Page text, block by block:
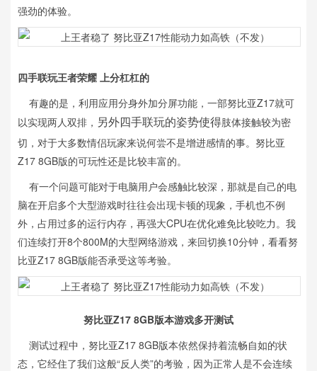
强劲的体验。
四手联玩王者荣耀 上分杠杠的
有趣的是，利用应用分身外加分屏功能，一部努比亚Z17就可
以实现两人双排， 另外四手联玩的姿势使得肢体接触较为密
切，对于大多数情侣玩家来说何尝不是增进感情的事。努比亚
Z17 8GB版的可玩性还是比较丰富的。
有一个问题可能对于电脑用户会感触比较深，那就是自己的电
脑在开启多个大型游戏时往往会出现卡顿的现象，手机也不例
外，占用过多的运行内存，再强大CPU在优化难免比较吃力。我
们连续打开8个800M的大型网络游戏，来回切换10分钟，看看努
比亚Z17 8GB版能否承受这等考验。
努比亚Z17 8GB版本游戏多开测试
测试过程中，努比亚Z17 8GB版本依然保持着流畅自如的状
态，它经住了我们这般“反人类”的考验，因为正常人是不会连续